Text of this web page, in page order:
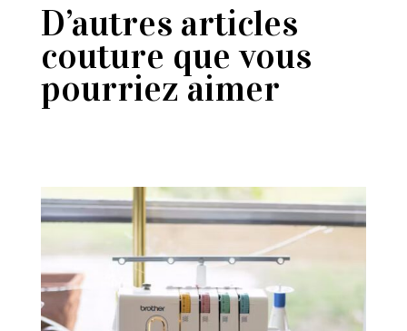
D’autres articles
couture que vous
pourriez aimer